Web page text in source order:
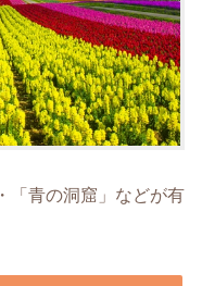
「青の洞窟」などが有